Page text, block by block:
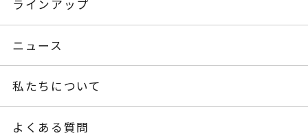
ラインアップ
ニュース
私たちについて
よくある質問